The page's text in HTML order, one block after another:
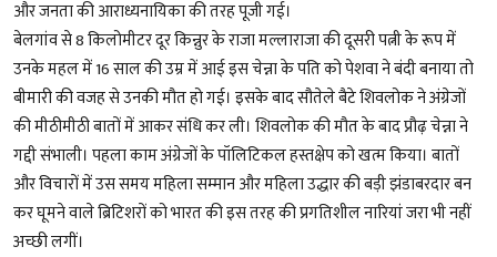
और जनता की आराध्यनायिका की तरह पूजी गई।
बेलगांव से 8 किलोमीटर दूर किन्नुर के राजा मल्लाराजा की दूसरी पत्नी के रूप में
उनके महल में 16 साल की उम्र में आई इस चेन्ना के पति को पेशवा ने बंदी बनाया तो
बीमारी की वजह से उनकी मौत हो गई। इसके बाद सौतेले बैटे शिवलोक ने अंग्रेजों
की मीठीमीठी बातों में आकर संधि कर ली। शिवलोक की मौत के बाद प्रौढ़ चेन्ना ने
गद्दी संभाली। पहला काम अंग्रेजों के पॉलिटिकल हस्तक्षेप को खत्म किया। बातों
और विचारों में उस समय महिला सम्मान और महिला उद्धार की बड़ी झंडाबरदार बन
कर घूमने वाले ब्रिटिशरों को भारत की इस तरह की प्रगतिशील नारियां जरा भी नहीं
अच्छी लगीं।